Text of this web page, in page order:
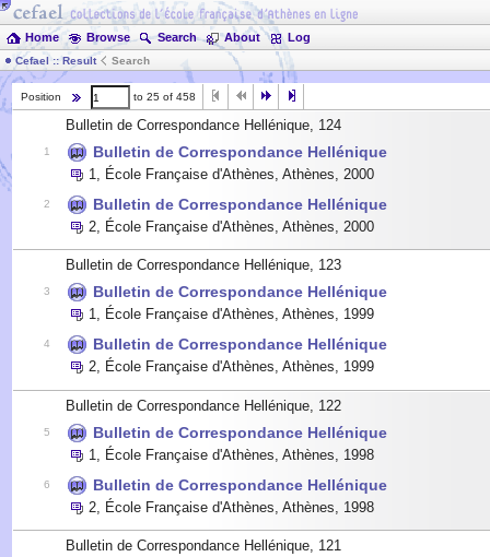
Home Browse Search About Log
Cefael :: Result Search
Position to 25 of 458
Bulletin de Correspondance Hellénique, 124
1 Bulletin de Correspondance Hellénique
1 École Française d'Athènes, Athènes 2000
2 Bulletin de Correspondance Hellénique
2 École Française d'Athènes, Athènes 2000
Bulletin de Correspondance Hellénique, 123
3 Bulletin de Correspondance Hellénique
1, École Française d'Athènes, Athènes, 1999
4 Bulletin de Correspondance Hellénique
2, École Française d'Athènes, Athènes, 1999
Bulletin de Correspondance Hellénique, 122
5 Bulletin de Correspondance Hellénique
1 École Française d'Athènes, Athènes 1998
6 Bulletin de Correspondance Hellénique
2 École Française d'Athènes, Athènes 1998
Bulletin de Correspondance Hellénique, 121